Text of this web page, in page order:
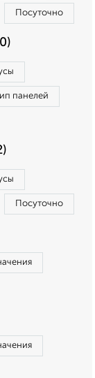
Посуточно
панелей
Посуточно